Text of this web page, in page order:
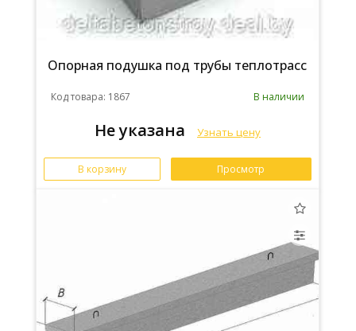
Опорная подушка под трубы теплотрасс
Код товара: 1867 В наличии
Не указана Узнать цену
В корзину Просмотр